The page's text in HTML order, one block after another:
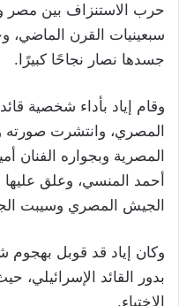
حرب الاستنزاف بين مصر
سبعينيات القرن الماضي،
جسدها نصار نجاحًا كبيرًا.
وقام إياد بأداء شخصية
المصري، وانتشرت صورته
المصرية وبجواره الفنان
أحمد المنسي، وعلق
الجيش المصري وسيبت
وكان إياد قد قوبل بهجوم
بدور القائد الإسرائيلي،
الاختباء.